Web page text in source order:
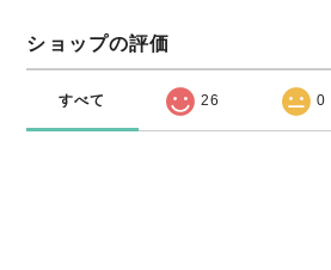
ショップの評価
すべて 26 0